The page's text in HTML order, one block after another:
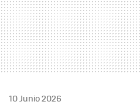
10 Junio 2026